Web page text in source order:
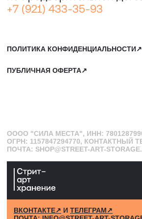
САНКТ-ПЕТЕРБУРГ, СЕВКАБЕЛЬ ПОРТ
КОЖЕВЕННАЯ УЛИЦА, 40Е